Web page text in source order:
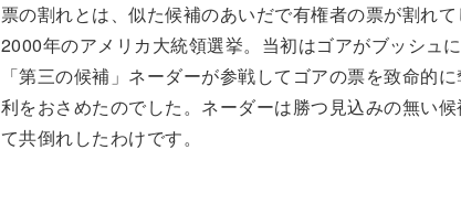
票の割れとは、似た候補のあいだで有権者の票が割れ
2000年のアメリカ大統領選挙。当初はゴアがブッシュ
「第三の候補」ネーダーが参戦してゴアの票を致命的
利をおさめたのでした。ネーダーは勝つ見込みの無い
て共倒れしたわけです。